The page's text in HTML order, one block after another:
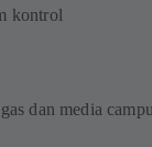
kontrol
dan media